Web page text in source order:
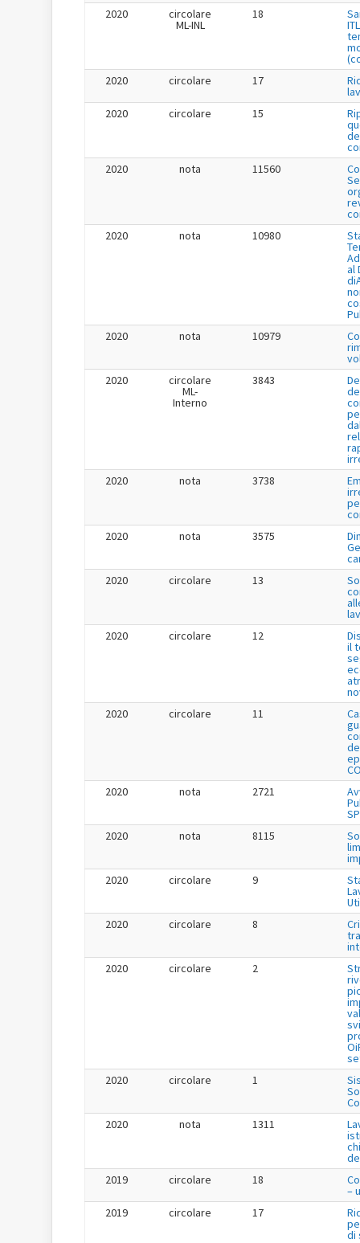
2020
circolare
ML-INL
18
2020
circolare 17
2020
circolare 15
2020
nota 11560
2020
nota 10980
al
2020
nota 10979
2020
circolare
ML-
Interno
3843
2020
nota 3738
2020
nota 3575
2020
circolare 13
2020
circolare 12
il
2020
circolare 11
2020
nota 2721
2020
nota 8115
2020
circolare 9
2020
circolare 8
2020
circolare 2
2020
circolare 1
2020
nota 1311
2019
circolare 18
–
2019
circolare 17
di